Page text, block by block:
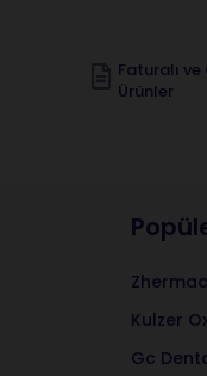
Faturalı
Ürünler
Kulzer
Gc